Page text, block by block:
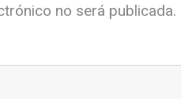
no será publicada.